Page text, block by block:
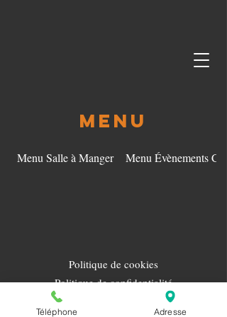
Menu
Menu Salle à Manger Menu Évènements
Politique de cookies
Politique de confidentialité
Téléphone Adresse